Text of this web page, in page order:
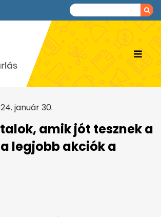
január 30.
amik jót tesznek a
legjobb akciók a